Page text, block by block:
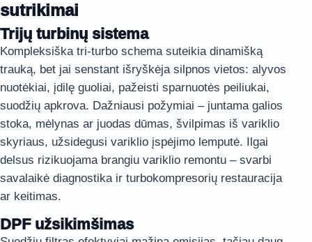
sutrikimai
Trijų turbinų sistema
Kompleksiška tri-turbo schema suteikia dinamišką
trauką, bet jai senstant išryškėja silpnos vietos: alyvos
nuotėkiai, įdilę guoliai, pažeisti sparnuotės peiliukai,
suodžių apkrova. Dažniausi požymiai – juntama galios
stoka, mėlynas ar juodas dūmas, švilpimas iš variklio
skyriaus, užsidegusi variklio įspėjimo lemputė. Ilgai
delsus rizikuojama brangiu variklio remontu – svarbi
savalaikė diagnostika ir turbokompresorių restauracija
ar keitimas.
DPF užsikimšimas